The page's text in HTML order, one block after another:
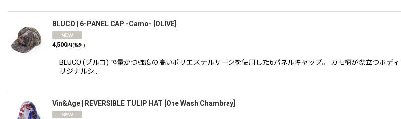
BLUCO | 6-PANEL CAP -Camo- OLIVE
4,500円(税別)
BLUCO (ブルコ) 軽量かつ強度の高いポリエステルサージを使用した6パネルキャップ。 カモ柄が際立つボデ
リジナルシ…
Vin&Age | REVERSIBLE TULIP HAT One Wash Chambray